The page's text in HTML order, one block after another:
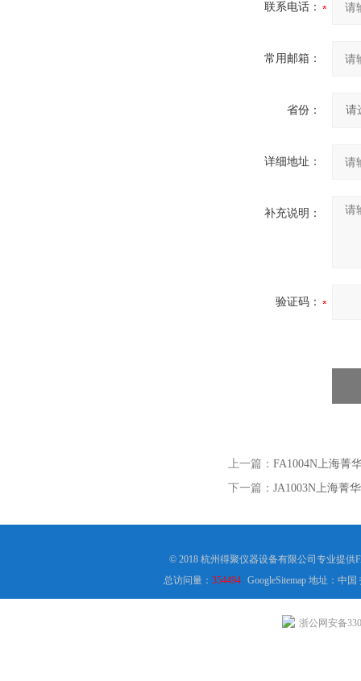
联系电话：
常用邮箱：
省份：
详细地址：
补充说明：
验证码：
上一篇： FA1004N上海菁
下一篇： JA1003N上海菁
© 2018 杭州得聚仪器设备有限公司专业提供
总访问量：354494 GoogleSitemap地址：中国
浙公网安备